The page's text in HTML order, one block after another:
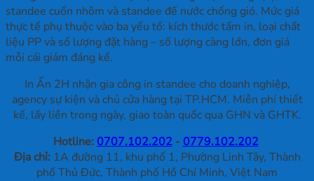
standee cuốn nhôm và standee đế nước chống gió. Mức giá
thực tế phụ thuộc vào ba yếu tố: kích thước tấm in, loại chất
liệu PP và số lượng đặt hàng – số lượng càng lớn, đơn giá
mỗi cái giảm đáng kể.
In Ấn 2H nhận gia công in standee cho doanh nghiệp,
agency sự kiện và chủ cửa hàng tại TP.HCM. Miễn phí thiết
kế, lấy liền trong ngày, giao toàn quốc qua GHN và GHTK.
Hotline: 0707.102.202- 0779.102.202
Địa chỉ:1A đường 11, khu phố 1, Phường Linh Tây, Thành
phố Thủ Đức, Thành phố Hồ Chí Minh, Việt Nam